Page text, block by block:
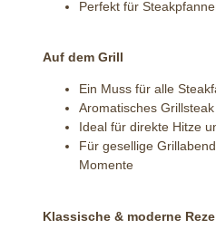
Perfekt für
Auf dem Grill
Ein Muss für alle
Aromatisches
Ideal für direkte Hitze
Für gesellige
Momente
Klassische & moderne